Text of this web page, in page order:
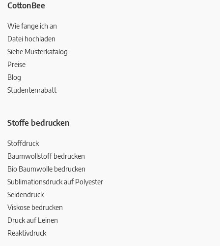
CottonBee
Wie fange ich an
Datei hochladen
Siehe Musterkatalog
Preise
Blog
Studentenrabatt
Stoffe bedrucken
Stoffdruck
Baumwollstoff bedrucken
Bio Baumwolle bedrucken
Sublimationsdruck auf Polyester
Seidendruck
Viskose bedrucken
Druck auf Leinen
Reaktivdruck